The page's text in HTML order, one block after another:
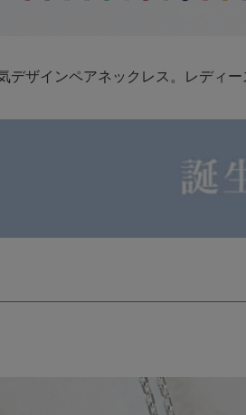
デザインペアネックレス。レディー